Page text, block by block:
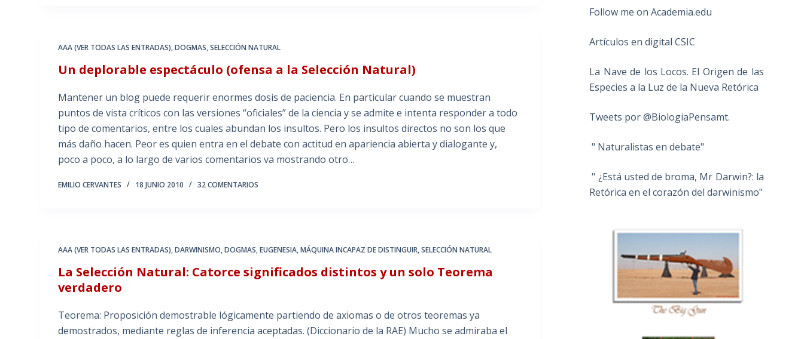
AAA (VER TODAS LAS ENTRADAS),DOGMAS,SELECCIÓN NATURAL
Un deplorable espectáculo (ofensa a la Selección Natural)
Mantener un blog puede requerir enormes dosis de paciencia. En particular cuando se muestran
puntos de vista críticos con las versiones “oficiales” de la ciencia y se admite e intenta responder a todo
tipo de comentarios, entre los cuales abundan los insultos. Pero los insultos directos no son los que
más daño hacen. Peor es quien entra en el debate con actitud en apariencia abierta y dialogante y,
poco a poco, a lo largo de varios comentarios va mostrando otro…
EMILIO CERVANTES 18 JUNIO 2010 32 COMENTARIOS
AAA (VER TODAS LAS ENTRADAS),DARWINISMO,DOGMAS,EUGENESIA,MÁQUINA INCAPAZ DE DISTINGUIR,SELECCIÓN NATURAL
La Selección Natural: Catorce significados distintos y un solo Teorema
verdadero
Teorema: Proposición demostrable lógicamente partiendo de axiomas o de otros teoremas ya
demostrados, mediante reglas de inferencia aceptadas. (Diccionario de la RAE) Mucho se admiraba el
Follow me on Academia.edu
Artículos en digital CSIC
La Nave de los Locos. El Origen de las
Especies a la Luz de la Nueva Retórica
Tweets por @BiologiaPensamt.
" Naturalistas en debate"
" ¿Está usted de broma, Mr Darwin?: la
Retórica en el corazón del darwinismo"